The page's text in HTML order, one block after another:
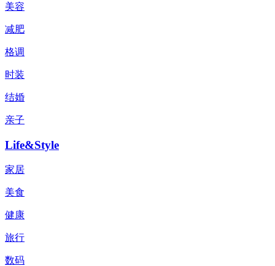
美容
减肥
格调
时装
结婚
亲子
Life&Style
家居
美食
健康
旅行
数码